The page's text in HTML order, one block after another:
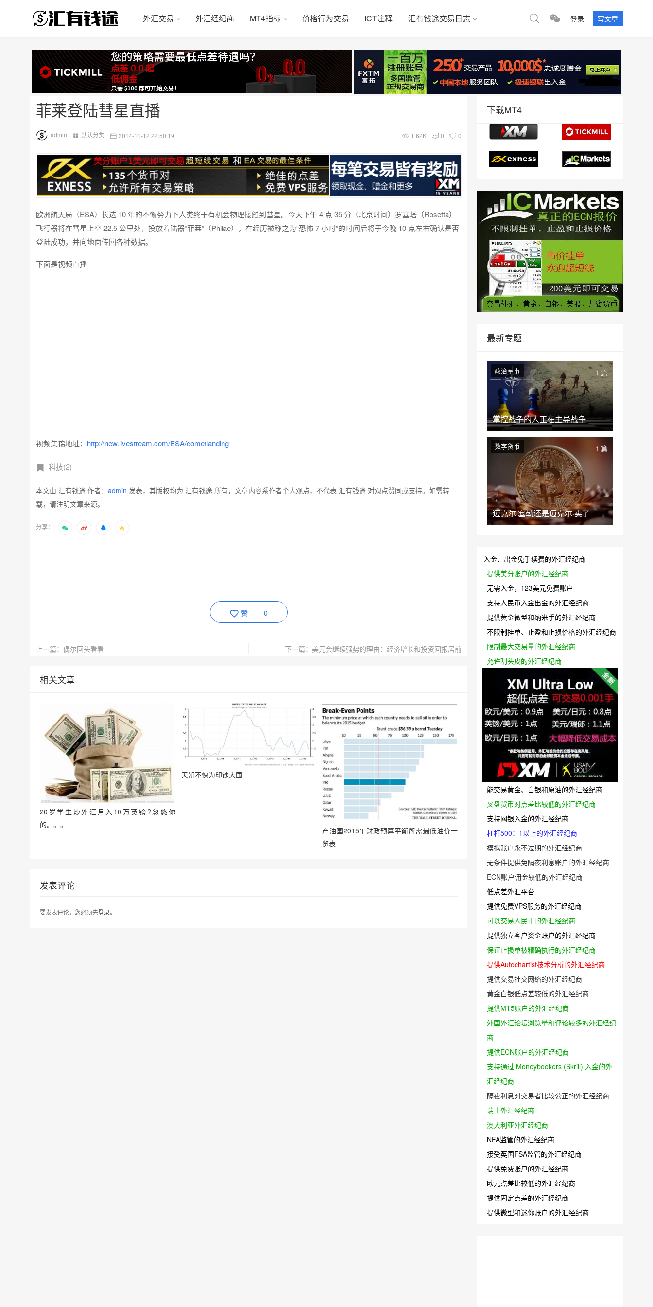
外汇交易 外汇经纪商 MT4指标 价格行为交易 ICT注释 汇有钱途交易日志 登录 写文章
菲莱登陆彗星直播
admin 默认分类 2014-11-12 22:50:19 1.62K 0 0
欧洲航天局（ESA）长达 10 年的不懈努力下人类终于有机会物理接触到彗星。今天下午 4 点 35 分（北京时间）罗塞塔（Rosetta）
飞行器将在彗星上空 22.5 公里处，投放着陆器“菲莱”（Philae），在经历被称之为“恐怖 7 小时”的时间后将于今晚 10 点左右确认是否
登陆成功，并向地面传回各种数据。
下面是视频直播
视频集锦地址： http://new.livestream.com/ESA/cometlanding
科技(2)
本文由 汇有钱途 作者： admin 发表，其版权均为 汇有钱途 所有，文章内容系作者个人观点，不代表 汇有钱途 对观点赞同或支持。如需转
载，请注明文章来源。
分享：
赞 0
上一篇：偶尔回头看看 下一篇：美元会继续强势的理由：经济增长和投资回报居前
相关文章
20岁学生炒外汇月入10万英镑?忽悠你
的。。。
天朝不愧为印钞大国
产油国2015年财政预算平衡所需最低油价一
览表
发表评论
要发表评论，您必须先登录。
下载MT4
最新专题
掌控战争的人正在主导战争
政治军事 1 篇
迈克尔·塞勒还是迈克尔·卖了
数字货币 1 篇
入金、出金免手续费的外汇经纪商
提供美分账户的外汇经纪商
无需入金，123美元免费账户
支持人民币入金出金的外汇经纪商
提供黄金微型和纳米手的外汇经纪商
不限制挂单、止盈和止损价格的外汇经纪商
限制最大交易量的外汇经纪商
允许刮头皮的外汇经纪商
能交易黄金、白银和原油的外汇经纪商
叉盘货币对点差比较低的外汇经纪商
支持网银入金的外汇经纪商
杠杆500：1以上的外汇经纪商
模拟账户永不过期的外汇经纪商
无条件提供免隔夜利息账户的外汇经纪商
ECN账户佣金较低的外汇经纪商
低点差外汇平台
提供免费VPS服务的外汇经纪商
可以交易人民币的外汇经纪商
提供独立客户资金账户的外汇经纪商
保证止损单被精确执行的外汇经纪商
提供Autochartist技术分析的外汇经纪商
提供交易社交网络的外汇经纪商
黄金白银低点差较低的外汇经纪商
提供MT5账户的外汇经纪商
外国外汇论坛浏览量和评论较多的外汇经纪
商
提供ECN账户的外汇经纪商
支持通过 Moneybookers (Skrill) 入金的外
汇经纪商
隔夜利息对交易者比较公正的外汇经纪商
瑞士外汇经纪商
澳大利亚外汇经纪商
NFA监管的外汇经纪商
接受英国FSA监管的外汇经纪商
提供免费账户的外汇经纪商
欧元点差比较低的外汇经纪商
提供固定点差的外汇经纪商
提供微型和迷你账户的外汇经纪商